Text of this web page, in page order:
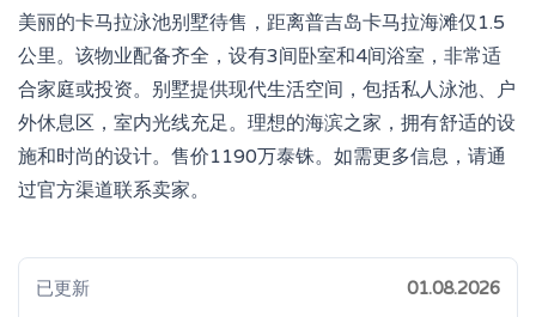
美丽的卡马拉泳池别墅待售，距离普吉岛卡马拉海滩仅1.5
公里。该物业配备齐全，设有3间卧室和4间浴室，非常适
合家庭或投资。别墅提供现代生活空间，包括私人泳池、户
外休息区，室内光线充足。理想的海滨之家，拥有舒适的设
施和时尚的设计。售价1190万泰铢。如需更多信息，请通
过官方渠道联系卖家。
已更新 01.08.2026